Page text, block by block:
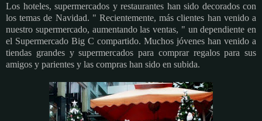
Los hoteles, supermercados y restaurantes han sido decorados con
los temas de Navidad. " Recientemente, más clientes han venido a
nuestro supermercado, aumentando las ventas, " un dependiente en
el Supermercado Big C compartido. Muchos jóvenes han venido a
tiendas grandes y supermercados para comprar regalos para sus
amigos y parientes y las compras han sido en subida.